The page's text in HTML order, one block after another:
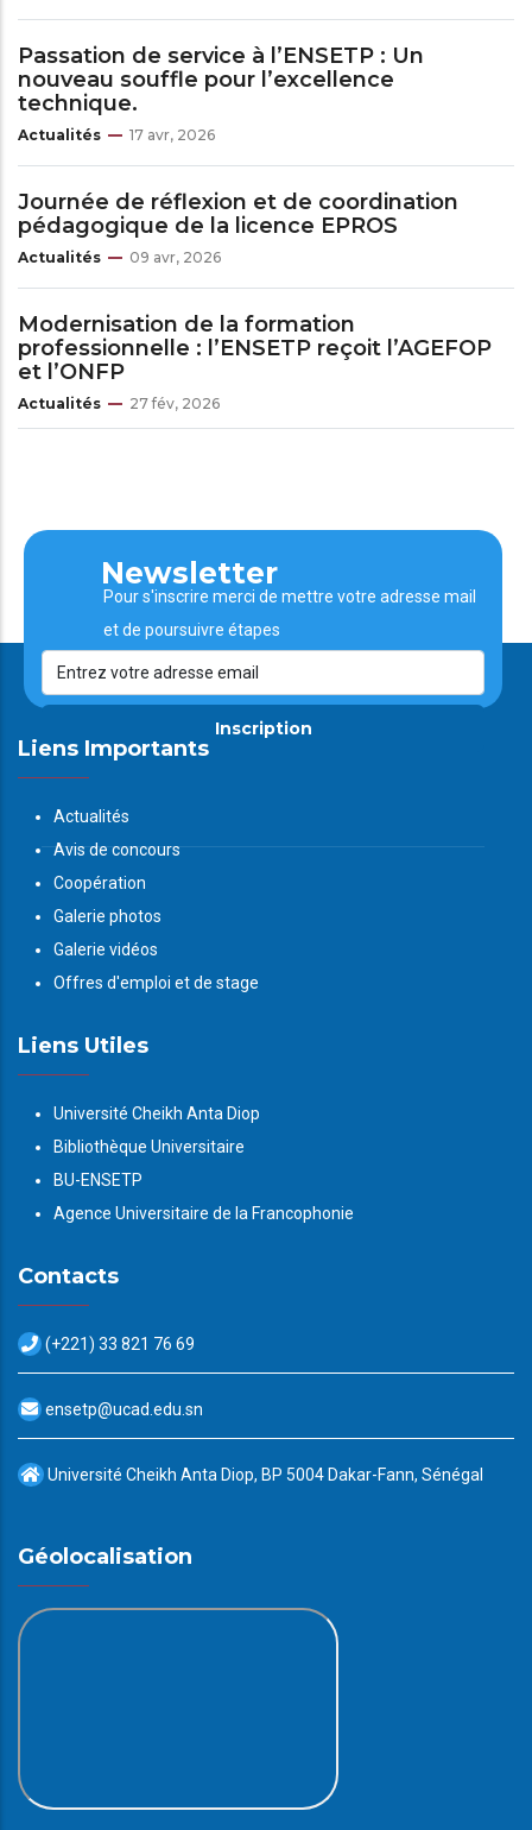
Passation de service à l’ENSETP : Un
nouveau souffle pour l’excellence
technique.
Actualités 17 avr, 2026
Journée de réflexion et de coordination
pédagogique de la licence EPROS
Actualités 09 avr, 2026
Modernisation de la formation
professionnelle : l’ENSETP reçoit l’AGEFOP
et l’ONFP
Actualités 27 fév, 2026
Newsletter
Pour s'inscrire merci de mettre votre adresse mail
et de poursuivre étapes
Inscription
Liens Importants
Actualités
Avis de concours
Coopération
Galerie photos
Galerie vidéos
Offres d'emploi et de stage
Liens Utiles
Université Cheikh Anta Diop
Bibliothèque Universitaire
BU-ENSETP
Agence Universitaire de la Francophonie
Contacts
(+221) 33 821 76 69
ensetp@ucad.edu.sn
Université Cheikh Anta Diop, BP 5004 Dakar-Fann, Sénégal
Géolocalisation